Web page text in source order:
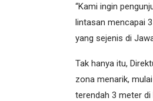
“Kami ingin
lintasan mencapai
yang sejenis di
Tak hanya itu,
zona menarik,
terendah 3 meter di